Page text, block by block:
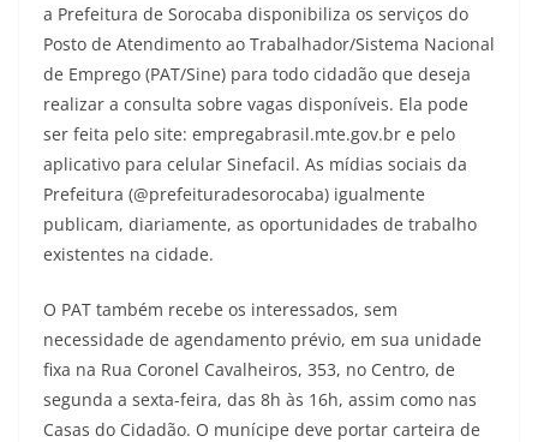
a Prefeitura de Sorocaba disponibiliza os serviços do
Posto de Atendimento ao Trabalhador/Sistema Nacional
de Emprego (PAT/Sine) para todo cidadão que deseja
realizar a consulta sobre vagas disponíveis. Ela pode
ser feita pelo site: empregabrasil.mte.gov.br e pelo
aplicativo para celular Sinefacil. As mídias sociais da
Prefeitura (@prefeituradesorocaba) igualmente
publicam, diariamente, as oportunidades de trabalho
existentes na cidade.
O PAT também recebe os interessados, sem
necessidade de agendamento prévio, em sua unidade
fixa na Rua Coronel Cavalheiros, 353, no Centro, de
segunda a sexta-feira, das 8h às 16h, assim como nas
Casas do Cidadão. O munícipe deve portar carteira de